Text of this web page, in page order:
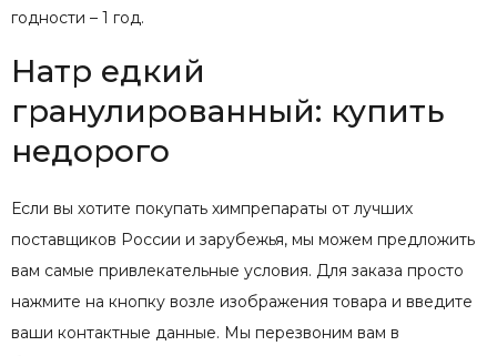
годности – 1 год.
Натр едкий
гранулированный: купить
недорого
Если вы хотите покупать химпрепараты от лучших
поставщиков России и зарубежья, мы можем предложить
вам самые привлекательные условия. Для заказа просто
нажмите на кнопку возле изображения товара и введите
ваши контактные данные. Мы перезвоним вам в